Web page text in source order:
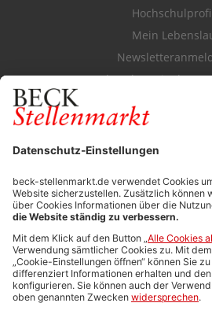
Mein
Durchsuchen Sie den
FÜR
Anzeigen-AGB
Media-Daten
ALLGEMEIN